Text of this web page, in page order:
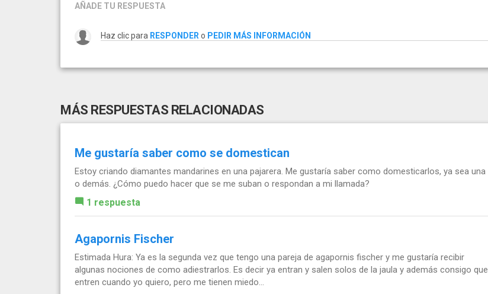
AÑADE TU RESPUESTA
Haz clic para RESPONDER o PEDIR MÁS INFORMACIÓN
MÁS RESPUESTAS RELACIONADAS
Me gustaría saber como se domestican
Estoy criando diamantes mandarines en una pajarera. Me gustaría saber como domesticarlos, ya sea una
o demás. ¿Cómo puedo hacer que se me suban o respondan a mi llamada?
1 respuesta
Agapornis Fischer
Estimada Hura: Ya es la segunda vez que tengo una pareja de agapornis fischer y me gustaría recibir
algunas nociones de como adiestrarlos. Es decir ya entran y salen solos de la jaula y además consigo que
entren cuando yo quiero, pero me tienen miedo...